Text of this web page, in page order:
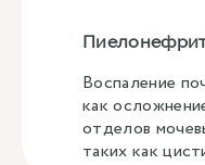
Воспаление
как
отделов
таких как